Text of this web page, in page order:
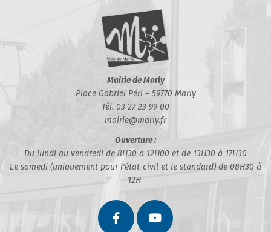
Mairie de Marly
Place Gabriel Péri – 59770 Marly
Tél. 03 27 23 99 00
mairie@marly.fr
Ouverture :
Du lundi au vendredi de 8H30 à 12H00 et de 13H30 à 17H30
Le samedi (uniquement pour l'état-civil et le standard) de 08H30 à
12H